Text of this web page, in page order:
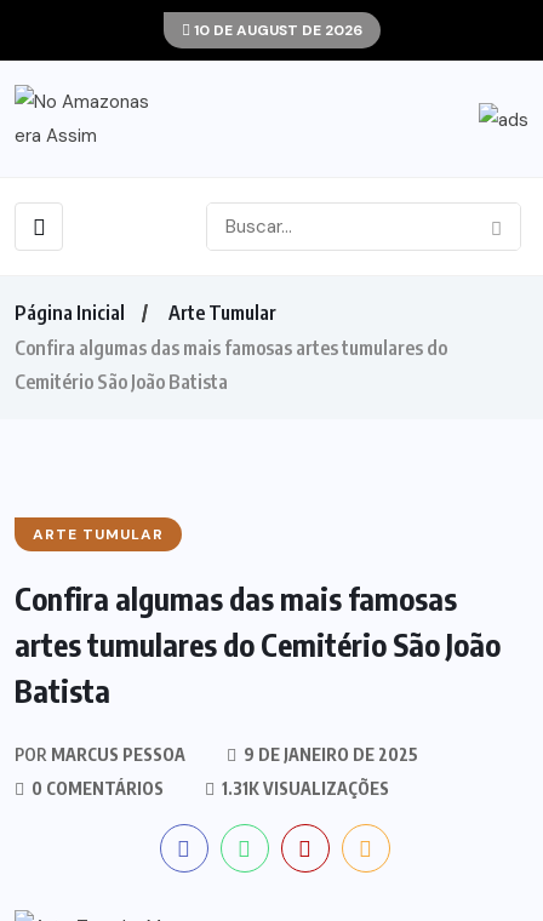
10 DE AUGUST DE 2026
Página Inicial
Arte Tumular
Confira algumas das mais famosas artes tumulares do
Cemitério São João Batista
ARTE TUMULAR
Confira algumas das mais famosas
artes tumulares do Cemitério São João
Batista
POR MARCUS PESSOA
9 DE JANEIRO DE 2025
0 COMENTÁRIOS
1.31K VISUALIZAÇÕES